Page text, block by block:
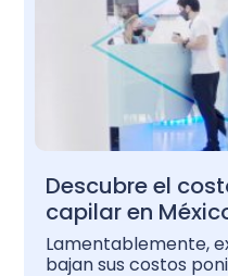
Descubre el
capilar en
Lamentablemente,
bajan sus costos